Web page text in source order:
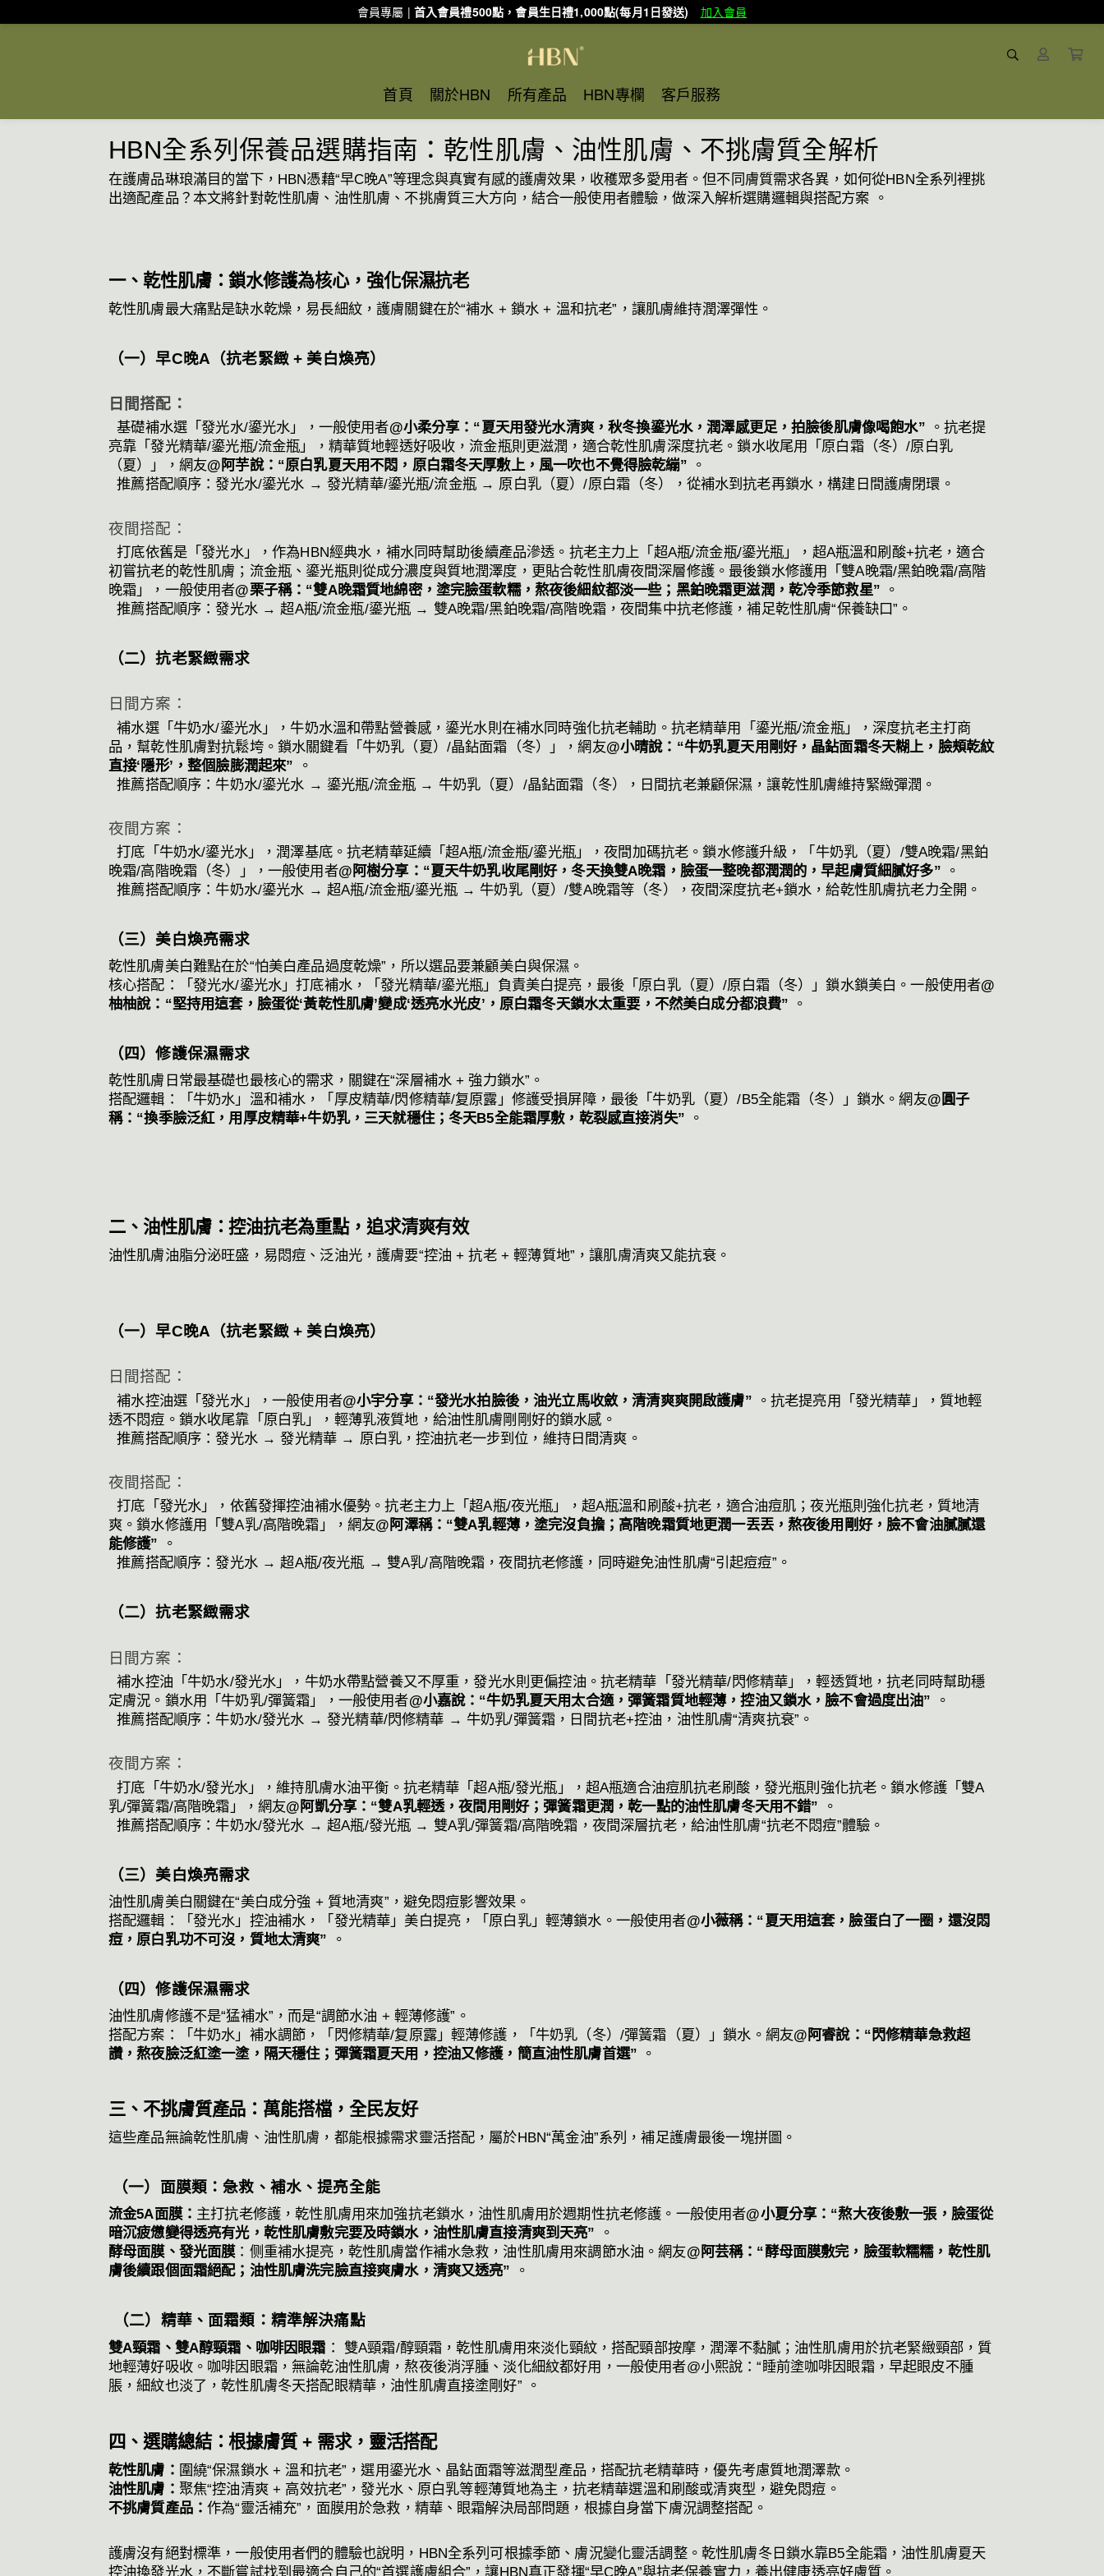
會員專屬 | 首入會員禮500點，會員生日禮1,000點(每月1日發送) 加入會員
首頁 關於HBN 所有產品 HBN專欄 客戶服務
HBN全系列保養品選購指南：乾性肌膚、油性肌膚、不挑膚質全解析
在護膚品琳琅滿目的當下，HBN憑藉“早C晚A”等理念與真實有感的護膚效果，收穫眾多愛用者。但不同膚質需求各異，如何從HBN全系列裡挑
出適配產品？本文將針對乾性肌膚、油性肌膚、不挑膚質三大方向，結合一般使用者體驗，做深入解析選購邏輯與搭配方案 。
一、乾性肌膚：鎖水修護為核心，強化保濕抗老
乾性肌膚最大痛點是缺水乾燥，易長細紋，護膚關鍵在於“補水 + 鎖水 + 溫和抗老”，讓肌膚維持潤澤彈性。
（一）早C晚A（抗老緊緻 + 美白煥亮）
日間搭配：
基礎補水選「發光水/鎏光水」，一般使用者@小柔分享：“夏天用發光水清爽，秋冬換鎏光水，潤澤感更足，拍臉後肌膚像喝飽水” 。抗老提
亮靠「發光精華/鎏光瓶/流金瓶」，精華質地輕透好吸收，流金瓶則更滋潤，適合乾性肌膚深度抗老。鎖水收尾用「原白霜（冬）/原白乳
（夏）」，網友@阿芋說：“原白乳夏天用不悶，原白霜冬天厚敷上，風一吹也不覺得臉乾繃” 。
推薦搭配順序：發光水/鎏光水 → 發光精華/鎏光瓶/流金瓶 → 原白乳（夏）/原白霜（冬），從補水到抗老再鎖水，構建日間護膚閉環。
夜間搭配：
打底依舊是「發光水」，作為HBN經典水，補水同時幫助後續產品滲透。抗老主力上「超A瓶/流金瓶/鎏光瓶」，超A瓶溫和刷酸+抗老，適合
初嘗抗老的乾性肌膚；流金瓶、鎏光瓶則從成分濃度與質地潤澤度，更貼合乾性肌膚夜間深層修護。最後鎖水修護用「雙A晚霜/黑鉑晚霜/高階
晚霜」，一般使用者@栗子稱：“雙A晚霜質地綿密，塗完臉蛋軟糯，熬夜後細紋都淡一些；黑鉑晚霜更滋潤，乾冷季節救星” 。
推薦搭配順序：發光水 → 超A瓶/流金瓶/鎏光瓶 → 雙A晚霜/黑鉑晚霜/高階晚霜，夜間集中抗老修護，補足乾性肌膚“保養缺口”。
（二）抗老緊緻需求
日間方案：
補水選「牛奶水/鎏光水」，牛奶水溫和帶點營養感，鎏光水則在補水同時強化抗老輔助。抗老精華用「鎏光瓶/流金瓶」，深度抗老主打商
品，幫乾性肌膚對抗鬆垮。鎖水關鍵看「牛奶乳（夏）/晶鉆面霜（冬）」，網友@小晴說：“牛奶乳夏天用剛好，晶鉆面霜冬天糊上，臉頰乾紋
直接‘隱形’，整個臉膨潤起來”
。
推薦搭配順序：牛奶水/鎏光水 → 鎏光瓶/流金瓶 → 牛奶乳（夏）/晶鉆面霜（冬），日間抗老兼顧保濕，讓乾性肌膚維持緊緻彈潤。
夜間方案：
打底「牛奶水/鎏光水」，潤澤基底。抗老精華延續「超A瓶/流金瓶/鎏光瓶」，夜間加碼抗老。鎖水修護升級，「牛奶乳（夏）/雙A晚霜/黑鉑
晚霜/高階晚霜（冬）」，一般使用者@阿樹分享：“夏天牛奶乳收尾剛好，冬天換雙A晚霜，臉蛋一整晚都潤潤的，早起膚質細膩好多” 。
推薦搭配順序：牛奶水/鎏光水 → 超A瓶/流金瓶/鎏光瓶 → 牛奶乳（夏）/雙A晚霜等（冬），夜間深度抗老+鎖水，給乾性肌膚抗老力全開。
（三）美白煥亮需求
乾性肌膚美白難點在於“怕美白產品過度乾燥”，所以選品要兼顧美白與保濕。
核心搭配：「發光水/鎏光水」打底補水，「發光精華/鎏光瓶」負責美白提亮，最後「原白乳（夏）/原白霜（冬）」鎖水鎖美白。一般使用者@
柚柚說：“堅持用這套，臉蛋從‘黃乾性肌膚’變成‘透亮水光皮’，原白霜冬天鎖水太重要，不然美白成分都浪費” 。
（四）修護保濕需求
乾性肌膚日常最基礎也最核心的需求，關鍵在“深層補水 + 強力鎖水”。
搭配邏輯：「牛奶水」溫和補水，「厚皮精華/閃修精華/复原露」修護受損屏障，最後「牛奶乳（夏）/B5全能霜（冬）」鎖水。網友@圓子
稱：“換季臉泛紅，用厚皮精華+牛奶乳，三天就穩住；冬天B5全能霜厚敷，乾裂感直接消失” 。
二、油性肌膚：控油抗老為重點，追求清爽有效
油性肌膚油脂分泌旺盛，易悶痘、泛油光，護膚要“控油 + 抗老 + 輕薄質地”，讓肌膚清爽又能抗衰。
（一）早C晚A（抗老緊緻 + 美白煥亮）
日間搭配：
補水控油選「發光水」，一般使用者@小宇分享：“發光水拍臉後，油光立馬收斂，清清爽爽開啟護膚” 。抗老提亮用「發光精華」，質地輕
透不悶痘。鎖水收尾靠「原白乳」，輕薄乳液質地，給油性肌膚剛剛好的鎖水感。
推薦搭配順序：發光水 → 發光精華 → 原白乳，控油抗老一步到位，維持日間清爽。
夜間搭配：
打底「發光水」，依舊發揮控油補水優勢。抗老主力上「超A瓶/夜光瓶」，超A瓶溫和刷酸+抗老，適合油痘肌；夜光瓶則強化抗老，質地清
爽。鎖水修護用「雙A乳/高階晚霜」，網友@阿澤稱：“雙A乳輕薄，塗完沒負擔；高階晚霜質地更潤一丟丟，熬夜後用剛好，臉不會油膩膩還
能修護”
。
推薦搭配順序：發光水 → 超A瓶/夜光瓶 → 雙A乳/高階晚霜，夜間抗老修護，同時避免油性肌膚“引起痘痘”。
（二）抗老緊緻需求
日間方案：
補水控油「牛奶水/發光水」，牛奶水帶點營養又不厚重，發光水則更偏控油。抗老精華「發光精華/閃修精華」，輕透質地，抗老同時幫助穩
定膚況。鎖水用「牛奶乳/彈簧霜」，一般使用者@小嘉說：“牛奶乳夏天用太合適，彈簧霜質地輕薄，控油又鎖水，臉不會過度出油” 。
推薦搭配順序：牛奶水/發光水 → 發光精華/閃修精華 → 牛奶乳/彈簧霜，日間抗老+控油，油性肌膚“清爽抗衰”。
夜間方案：
打底「牛奶水/發光水」，維持肌膚水油平衡。抗老精華「超A瓶/發光瓶」，超A瓶適合油痘肌抗老刷酸，發光瓶則強化抗老。鎖水修護「雙A
乳/彈簧霜/高階晚霜」，網友@阿凱分享：“雙A乳輕透，夜間用剛好；彈簧霜更潤，乾一點的油性肌膚冬天用不錯” 。
推薦搭配順序：牛奶水/發光水 → 超A瓶/發光瓶 → 雙A乳/彈簧霜/高階晚霜，夜間深層抗老，給油性肌膚“抗老不悶痘”體驗。
（三）美白煥亮需求
油性肌膚美白關鍵在“美白成分強 + 質地清爽”，避免悶痘影響效果。
搭配邏輯：「發光水」控油補水，「發光精華」美白提亮，「原白乳」輕薄鎖水。一般使用者@小薇稱：“夏天用這套，臉蛋白了一圈，還沒悶
痘，原白乳功不可沒，質地太清爽” 。
（四）修護保濕需求
油性肌膚修護不是“猛補水”，而是“調節水油 + 輕薄修護”。
搭配方案：「牛奶水」補水調節，「閃修精華/复原露」輕薄修護，「牛奶乳（冬）/彈簧霜（夏）」鎖水。網友@阿睿說：“閃修精華急救超
讚，熬夜臉泛紅塗一塗，隔天穩住；彈簧霜夏天用，控油又修護，簡直油性肌膚首選” 。
三、不挑膚質產品：萬能搭檔，全民友好
這些產品無論乾性肌膚、油性肌膚，都能根據需求靈活搭配，屬於HBN“萬金油”系列，補足護膚最後一塊拼圖。
（一）面膜類：急救、補水、提亮全能
流金5A面膜： 主打抗老修護，乾性肌膚用來加強抗老鎖水，油性肌膚用於週期性抗老修護。一般使用者@小夏分享：“熬大夜後敷一張，臉蛋從
暗沉疲憊變得透亮有光，乾性肌膚敷完要及時鎖水，油性肌膚直接清爽到天亮” 。
酵母面膜、發光面膜：侧重補水提亮，乾性肌膚當作補水急救，油性肌膚用來調節水油。網友@阿芸稱：“酵母面膜敷完，臉蛋軟糯糯，乾性肌
膚後續跟個面霜絕配；油性肌膚洗完臉直接爽膚水，清爽又透亮”
。
（二）精華、面霜類：精準解決痛點
雙A頸霜、雙A醇頸霜、咖啡因眼霜 ： 雙A頸霜/醇頸霜，乾性肌膚用來淡化頸紋，搭配頸部按摩，潤澤不黏膩；油性肌膚用於抗老緊緻頸部，質
地輕薄好吸收。咖啡因眼霜，無論乾油性肌膚，熬夜後消浮腫、淡化細紋都好用，一般使用者@小熙說：“睡前塗咖啡因眼霜，早起眼皮不腫
脹，細紋也淡了，乾性肌膚冬天搭配眼精華，油性肌膚直接塗剛好” 。
四、選購總結：根據膚質 + 需求，靈活搭配
乾性肌膚： 圍繞“保濕鎖水 + 溫和抗老”，選用鎏光水、晶鉆面霜等滋潤型產品，搭配抗老精華時，優先考慮質地潤澤款。
油性肌膚： 聚焦“控油清爽 + 高效抗老”，發光水、原白乳等輕薄質地為主，抗老精華選溫和刷酸或清爽型，避免悶痘。
不挑膚質產品：作為“靈活補充”，面膜用於急救，精華、眼霜解決局部問題，根據自身當下膚況調整搭配。
護膚沒有絕對標準，一般使用者們的體驗也說明，HBN全系列可根據季節、膚況變化靈活調整。乾性肌膚冬日鎖水靠B5全能霜，油性肌膚夏天
控油換發光水，不斷嘗試找到最適合自己的“首選護膚組合”，讓HBN真正發揮“早C晚A”與抗老保養實力，養出健康透亮好膚質。